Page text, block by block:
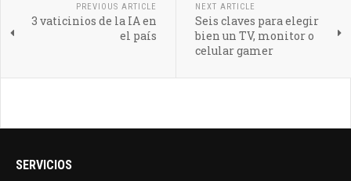
PREVIOUS ARTICLE
3 vaticinios de la IA en
el país
NEXT ARTICLE
Seis claves para elegir
bien un TV, monitor o
celular gamer
SERVICIOS